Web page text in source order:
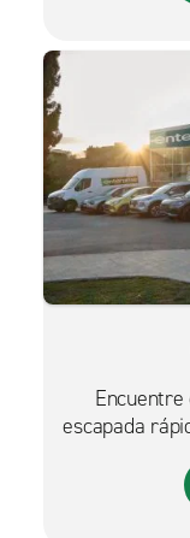
escapada